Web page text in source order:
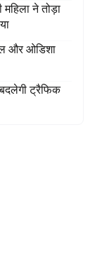
ने तोड़ा
और ओडिशा
ट्रैफिक